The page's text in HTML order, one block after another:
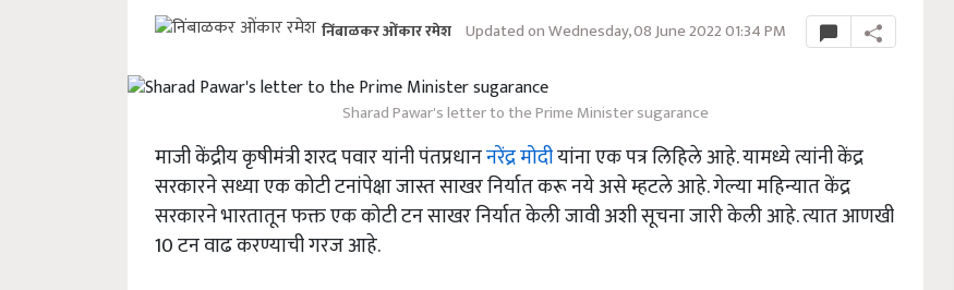
निंबाळकर ओंकार रमेश Updated on Wednesday, 08 June 2022 01:34 PM
Sharad Pawar's letter to the Prime Minister sugarance
माजी केंद्रीय कृषीमंत्री शरद पवार यांनी पंतप्रधाननरेंद्र मोदीयांना एक पत्र लिहिले आहे. यामध्ये त्यांनी केंद्र
सरकारने सध्या एक कोटी टनांपेक्षा जास्त साखर निर्यात करू नये असे म्हटले आहे. गेल्या महिन्यात केंद्र
सरकारने भारतातून फक्त एक कोटी टन साखर निर्यात केली जावी अशी सूचना जारी केली आहे. त्यात आणखी
10 टन वाढ करण्याची गरज आहे.